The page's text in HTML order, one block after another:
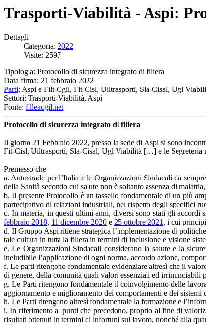
Trasporti-Viabilità - Aspi:
Dettagli
Categoria: 2022
Visite: 2597
Tipologia: Protocollo di sicurezza integrato di filiera
Data firma: 21 febbraio 2022
Parti: Aspi e Filt-Cgil, Fit-Cisl, Uiltrasporti, Sla-Cisal, Ugl
Settori: Trasporti-Viabilità, Aspi
Fonte: filleacgil.net
Protocollo di sicurezza integrato di filiera
Il giorno 21 Febbraio 2022, presso la sede di Aspi si sono
Fit-Cisl, Uiltrasporti, Sla-Cisal, Ugl Viabilità […] e le Segreteria
Premesso che
a. Autostrade per l’Italia e le Organizzazioni Sindacali da
della Sanità secondo cui salute non è soltanto assenza di
b. Il presente Protocollo è un tassello fondamentale di un più
partecipativo di relazioni industriali, nel rispetto degli specifici
c. In materia, in questi ultimi anni, diversi sono stati gli accordi
febbraio 2018, 11 dicembre 2020 e 25 ottobre 2021 , i cui
d. Il Gruppo Aspi ritiene strategica l’implementazione di
tale cultura in tutta la filiera in termini di inclusione e visione
e. Le Organizzazioni Sindacali considerano la salute e la
ineludibile l’applicazione di ogni norma, accordo azione,
f. Le parti ritengono fondamentale evidenziare altresì che il
di genere, della comunità quali valori essenziali ed irrinunciabili
g. Le Parti ritengono fondamentale il coinvolgimento delle
aggiornamento e miglioramento dei comportamenti e dei
h. Le Parti ritengono altresì fondamentale la formazione e
i. In riferimento ai punti che precedono, proprio al fine di
risultati ottenuti in termini di infortuni sul lavoro, nonché alla